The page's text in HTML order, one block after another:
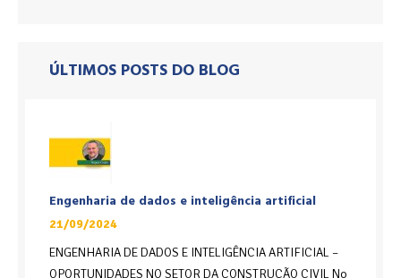
ÚLTIMOS POSTS DO BLOG
Engenharia de dados e inteligência artificial
21/09/2024
ENGENHARIA DE DADOS E INTELIGÊNCIA ARTIFICIAL –
OPORTUNIDADES NO SETOR DA CONSTRUÇÃO CIVIL No